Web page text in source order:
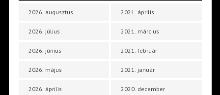
2026. augusztus
2026. július
2026. június
2026. május
2026. április
2021. április
2021. március
2021. február
2021. január
2020. december